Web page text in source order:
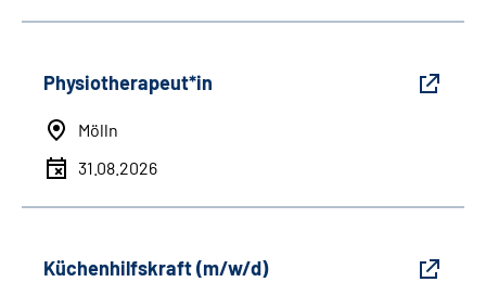
Physiotherapeut*in
Mölln
31.08.2026
Küchenhilfskraft (m/w/d)